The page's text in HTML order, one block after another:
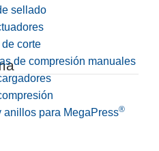
sellado
corte
de compresión manuales
anillos para MegaPress®